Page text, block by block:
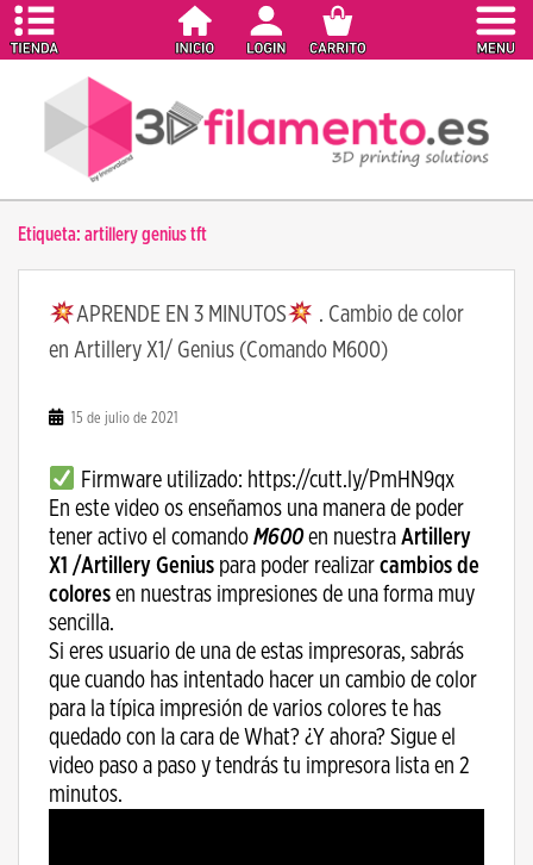
Etiqueta: artillery genius tft
APRENDE EN 3 MINUTOS
. Cambio de color
en Artillery X1/ Genius (Comando M600)
15 de julio de 2021
Firmware utilizado: https://cutt.ly/PmHN9qx
En este video os enseñamos una manera de poder
tener activo el comando M600en nuestra Artillery
X1 /Artillery Genius para poder realizar cambios de
colores en nuestras impresiones de una forma muy
sencilla.
Si eres usuario de una de estas impresoras, sabrás
que cuando has intentado hacer un cambio de color
para la típica impresión de varios colores te has
quedado con la cara de What? ¿Y ahora? Sigue el
video paso a paso y tendrás tu impresora lista en 2
minutos.